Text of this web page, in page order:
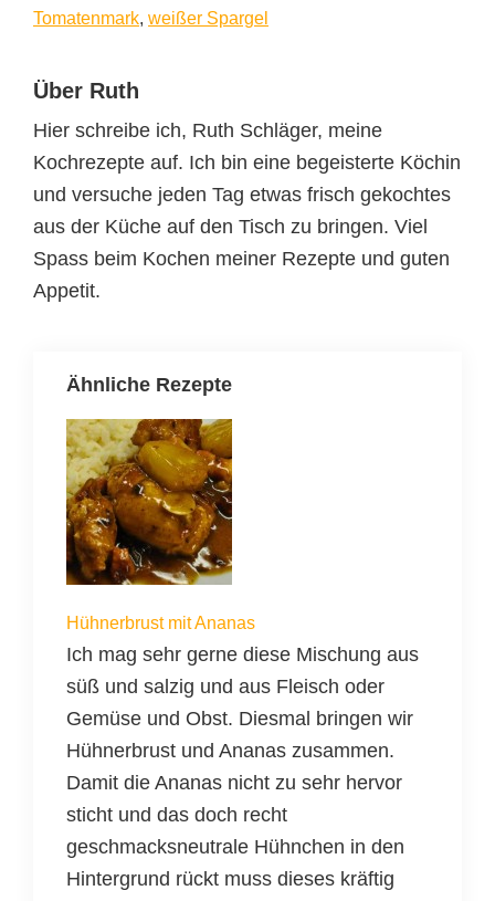
Tomatenmark, weißer Spargel
Über Ruth
Hier schreibe ich, Ruth Schläger, meine
Kochrezepte auf. Ich bin eine begeisterte Köchin
und versuche jeden Tag etwas frisch gekochtes
aus der Küche auf den Tisch zu bringen. Viel
Spass beim Kochen meiner Rezepte und guten
Appetit.
Ähnliche Rezepte
Hühnerbrust mit Ananas
Ich mag sehr gerne diese Mischung aus
süß und salzig und aus Fleisch oder
Gemüse und Obst. Diesmal bringen wir
Hühnerbrust und Ananas zusammen.
Damit die Ananas nicht zu sehr hervor
sticht und das doch recht
geschmacksneutrale Hühnchen in den
Hintergrund rückt muss dieses kräftig